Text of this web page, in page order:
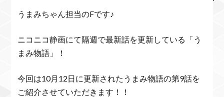
うまみちゃん担当のFです♪
ニコニコ静画にて隔週で最新話を更新している「う
まみ物語」！
今回は10月12日に更新されたうまみ物語の第9話を
ご紹介させていただきます！！